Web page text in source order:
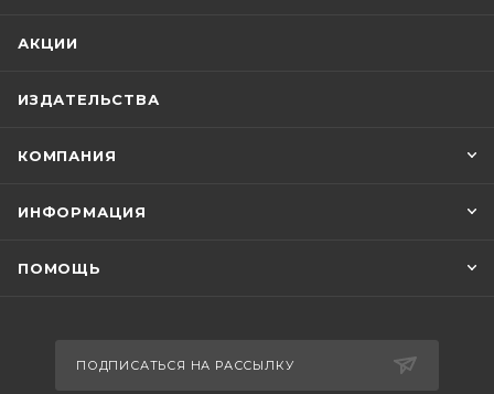
АКЦИИ
ИЗДАТЕЛЬСТВА
КОМПАНИЯ
ИНФОРМАЦИЯ
ПОМОЩЬ
ПОДПИСАТЬСЯ НА РАССЫЛКУ